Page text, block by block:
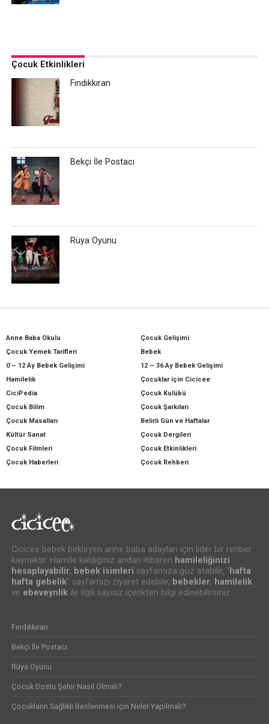
Çocuk Etkinlikleri
Fındıkkıran
Bekçi İle Postacı
Rüya Oyunu
Anne Baba Okulu
Çocuk Gelişimi
Çocuk Yemek Tarifleri
Bebek
0 – 12 Ay Bebek Gelişimi
12 – 36 Ay Bebek Gelişimi
Hamilelik
Çocuklar için Cicicee
CiciPedia
Çocuk Kulübü
Çocuk Bilim
Çocuk Şarkıları
Çocuk Masalları
Belirli Gün ve Haftalar
Kültür Sanat
Çocuk Dergileri
Çocuk Filmleri
Çocuk Etkinlikleri
Çocuk Haberleri
Çocuk Rehberi
Cicicee bebek bekleyen anne baba adayları için lider bir rehber
kaynaktır. Hamile kaldığınız andan itibaren hamileliğinizi
hesaplayabilir, bebek isimleri sayfamıza göz atabilir, " hafta
hafta gebelik" sayfamızı ziyaret edebilir, bebekler, hamilelik
ve ebeveynlikile ilgili sayısız içerikten bilgi edinebilirsiniz.
Fındıkkıran
Bekçi İle Postacı
Rüya Oyunu
Çocuk Dostu Şehir Nasıl Olmalı?
Çocukların Sağlıklı Beslenmesi için Neler Yapılmalı?